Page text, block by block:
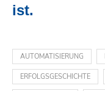
ist.
AUTOMATISIERUNG
ERFOLGSGESCHICHTE